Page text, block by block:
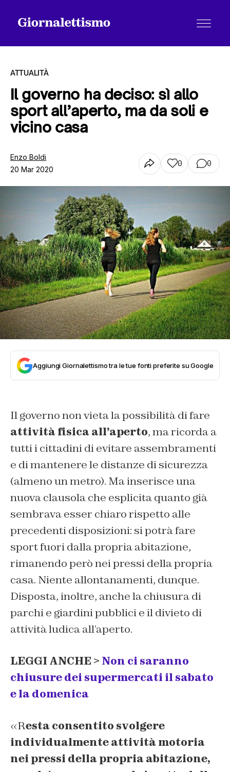
Tutti gli articoli
Chi siamo
ATTUALITÀ
Il governo ha deciso: sì allo
sport all’aperto, ma da soli e
vicino casa
Enzo Boldi
20 Mar 2020
0 0
Aggiungi Giornalettismo tra le tue fonti preferite su Google
Il governo non vieta la possibilità di fare
attività fisica all’aperto, ma ricorda a
tutti i cittadini di evitare assembramenti
e di mantenere le distanze di sicurezza
(almeno un metro). Ma inserisce una
nuova clausola che esplicita quanto già
sembrava esser chiaro rispetto alle
precedenti disposizioni: si potrà fare
sport fuori dalla propria abitazione,
rimanendo però nei pressi della propria
casa. Niente allontanamenti, dunque.
Disposta, inoltre, anche la chiusura di
parchi e giardini pubblici e il divieto di
attività ludica all’aperto.
LEGGI ANCHE > Non ci saranno
chiusure dei supermercati il sabato
e la domenica
«Resta consentito svolgere
individualmente attività motoria
nei pressi della propria abitazione,